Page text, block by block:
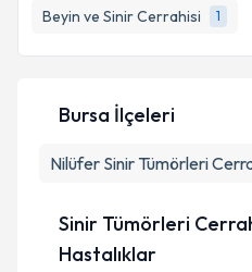
Beyin ve Sinir Cerrahisi
1
Metni'ni okudum ve
Bursa İlçeleri
Nilüfer Sinir Tümörleri
Sinir Tümörleri
Hastalıklar